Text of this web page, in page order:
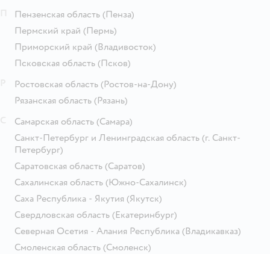
Пензенская область (Пенза)
Пермский край (Пермь)
Приморский край (Владивосток)
Псковская область (Псков)
Ростовская область (Ростов-на-Дону)
Рязанская область (Рязань)
Самарская область (Самара)
Санкт-Петербург и Ленинградская область (г. Санкт-
Петербург)
Саратовская область (Саратов)
Сахалинская область (Южно-Сахалинск)
Саха Республика - Якутия (Якутск)
Свердловская область (Екатеринбург)
Северная Осетия - Алания Республика (Владикавказ)
Смоленская область (Смоленск)